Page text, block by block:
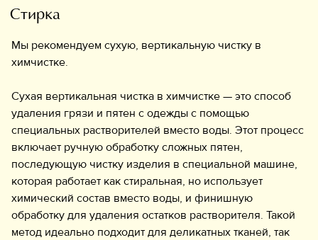
Дом
Информация
Стирка
Мы рекомендуем сухую, вертикальную чистку в
химчистке.
Сухая вертикальная чистка в химчистке — это способ
удаления грязи и пятен с одежды с помощью
специальных растворителей вместо воды. Этот процесс
включает ручную обработку сложных пятен,
последующую чистку изделия в специальной машине,
которая работает как стиральная, но использует
химический состав вместо воды, и финишную
обработку для удаления остатков растворителя. Такой
метод идеально подходит для деликатных тканей, так